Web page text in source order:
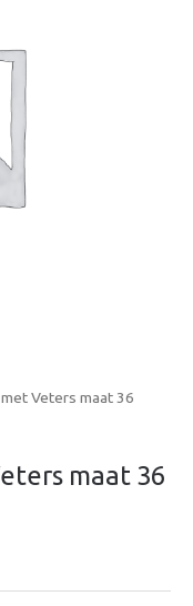
Veters maat 36
maat 36